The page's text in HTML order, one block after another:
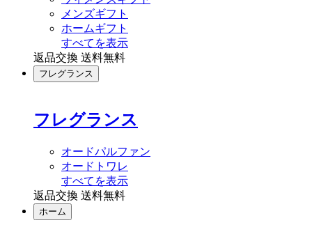
メンズギフト
ホームギフト
すべてを表示
返品交換 送料無料
フレグランス
フレグランス
オードパルファン
オードトワレ
すべてを表示
返品交換 送料無料
ホーム